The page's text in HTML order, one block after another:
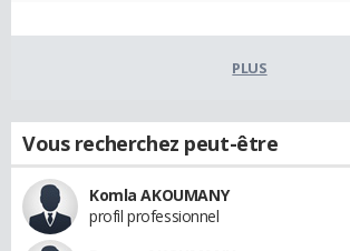
PLUS
Vous recherchez peut-être
Komla AKOUMANY
profil professionnel